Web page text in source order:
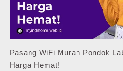
Pasang WiFi Murah Pondok
Harga Hemat!